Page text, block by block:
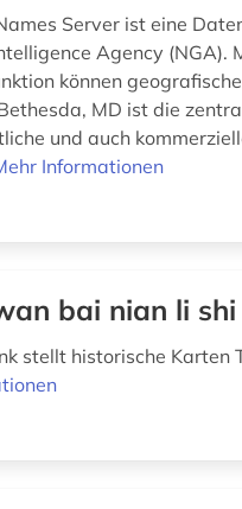
Server ist eine
Agency (NGA).
können
MD ist die
und auch
Informationen
bai nian li
stellt historische Karten